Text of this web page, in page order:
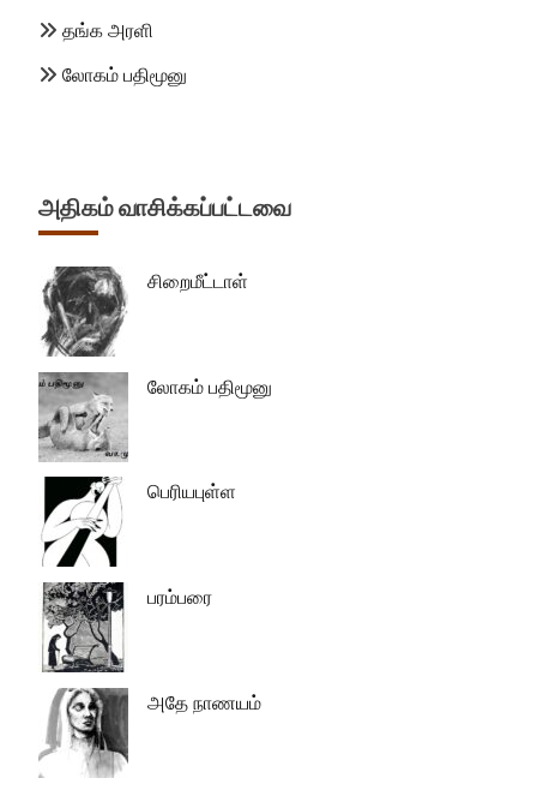
தங்க அரளி
லோகம் பதிமூனு
அதிகம் வாசிக்கப்பட்டவை
சிறைமீட்டாள்
லோகம் பதிமூனு
பெரியபுள்ள
பரம்பரை
அதே நாணயம்